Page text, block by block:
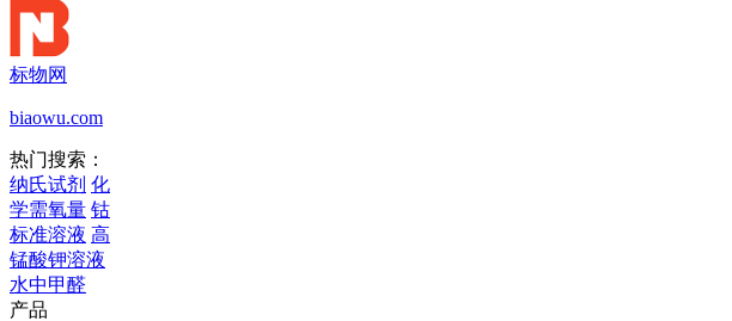
标物网
biaowu.com
热门搜索：
纳氏试剂 化
学需氧量 钴
标准溶液 高
锰酸钾溶液
水中甲醛
产品